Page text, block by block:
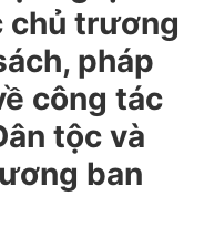
chủ trương
pháp
công tác
tộc và
ban